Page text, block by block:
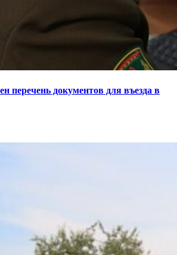
перечень документов для въезда в